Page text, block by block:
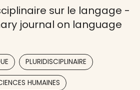
sur le langage -
journal on language
, PLURIDISCIPLINAIRE
HUMAINES